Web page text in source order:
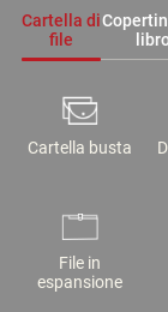
Cartella di
file
Cartella busta
File in
espansione